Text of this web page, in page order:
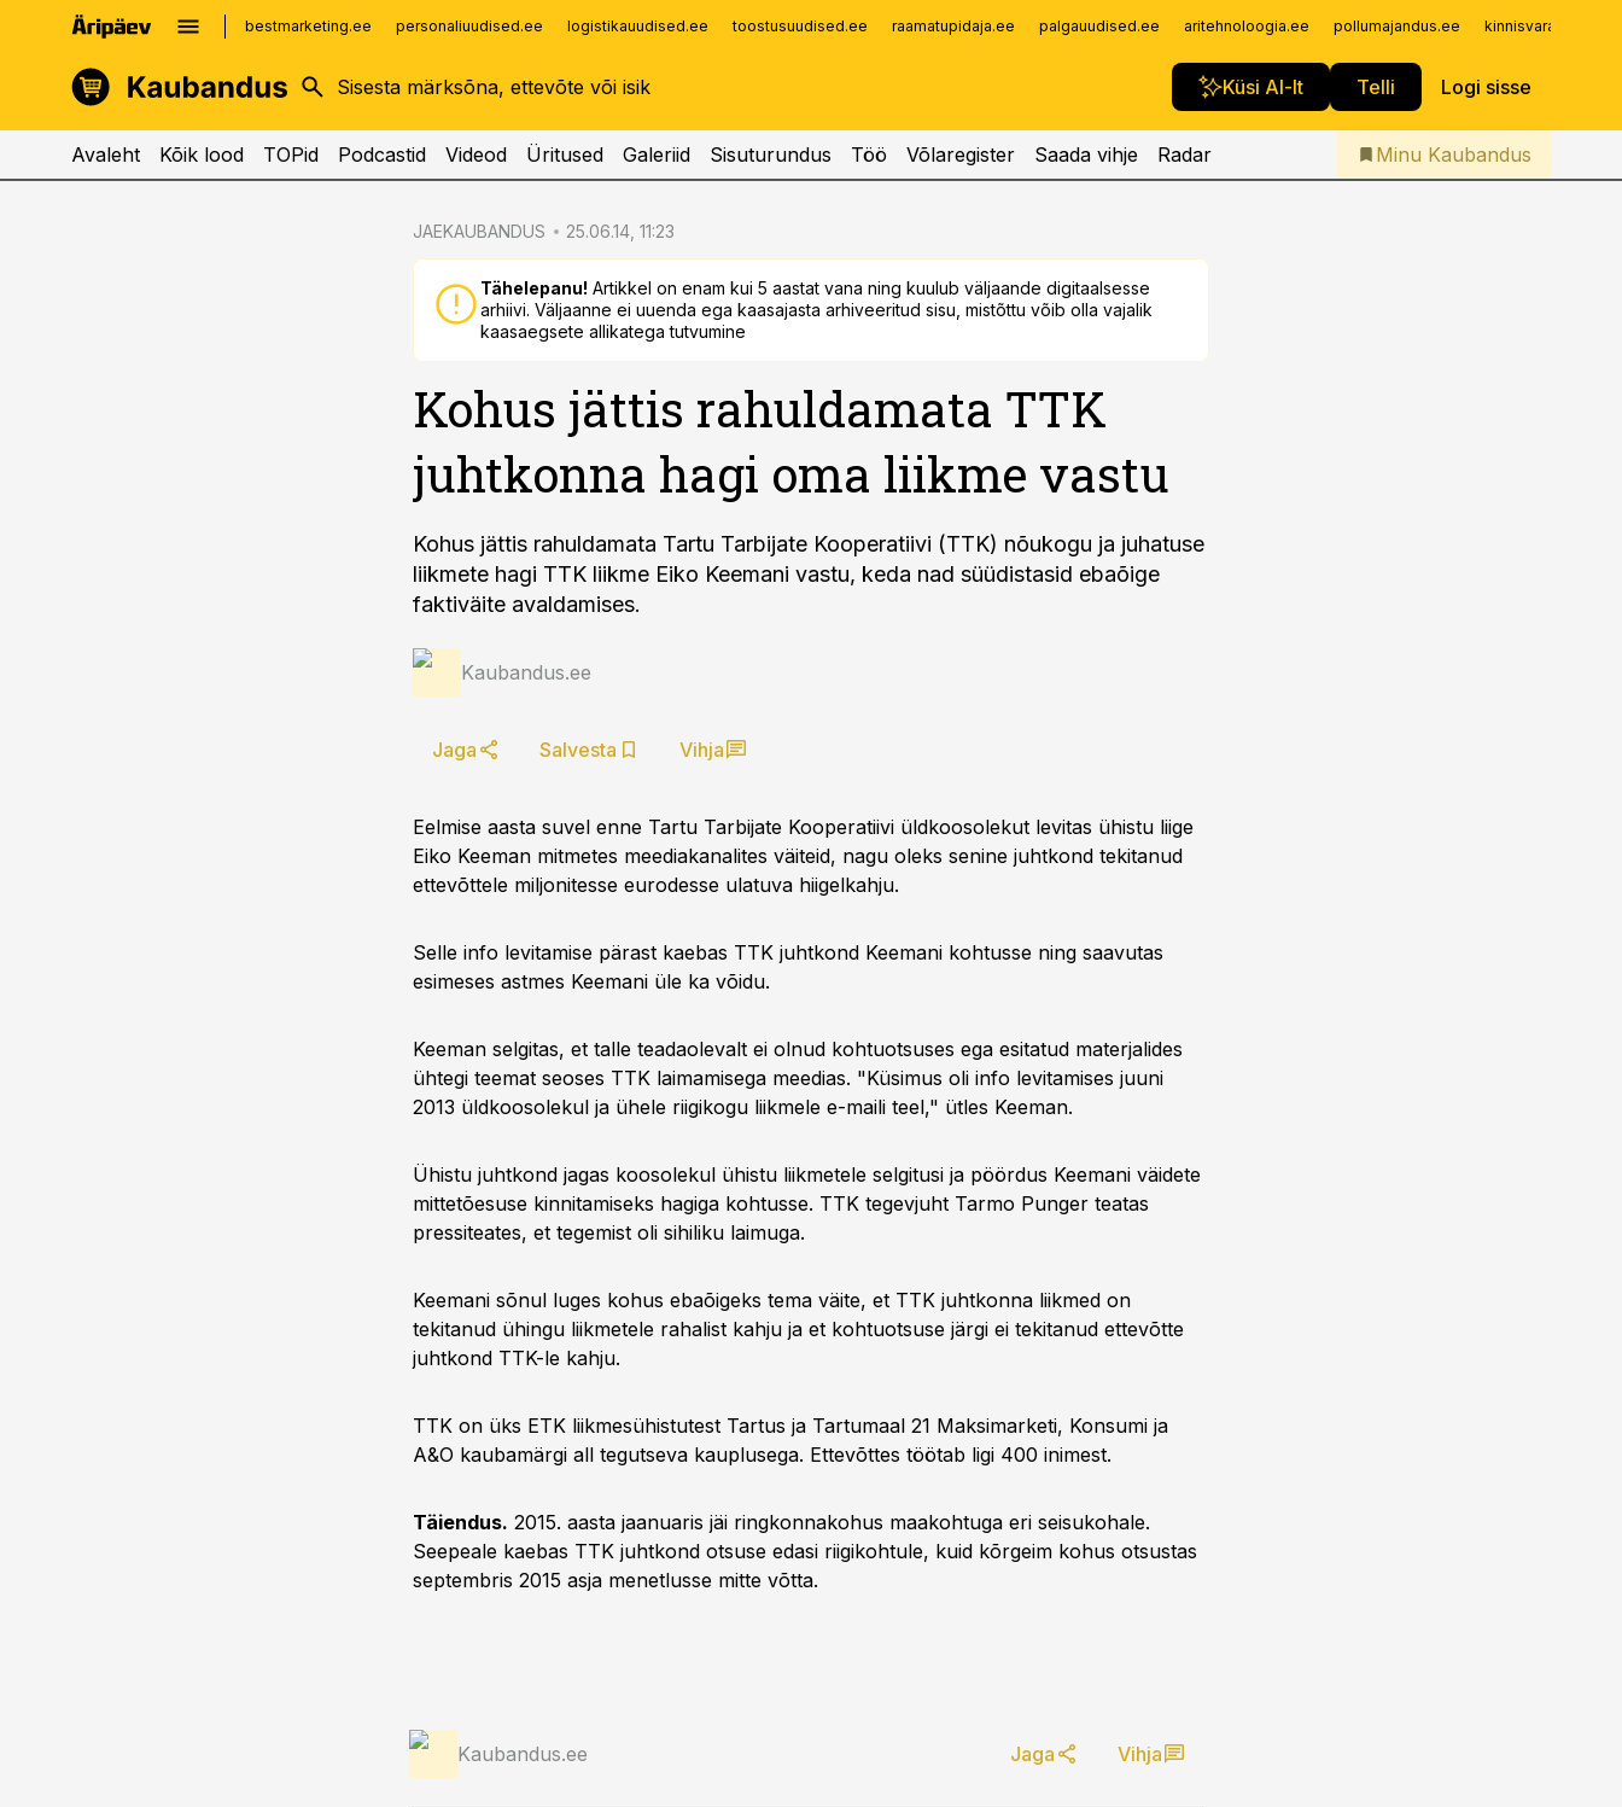
bestmarketing.ee personaliuudised.ee logistikauudised.ee toostusuudised.ee raamatupidaja.ee palgauudised.ee aritehnoloogia.ee pollumajandus.ee
Küsi AI-lt Telli Logi sisse
kinnisvarauudised.ee
logistikauudised.ee
imelineajalugu.ee
Infopank
Iseteenindus
Telli Kaubandus
Avaleht Kõik lood TOPid Podcastid Videod Üritused Galeriid Sisuturundus Töö Võlaregister Saada vihje Radar Minu Kaubandus
JAEKAUBANDUS 25.06.14, 11:23
Tähelepanu! Artikkel on enam kui 5 aastat vana ning kuulub väljaande digitaalsesse
arhiivi. Väljaanne ei uuenda ega kaasajasta arhiveeritud sisu, mistõttu võib olla vajalik
kaasaegsete allikatega tutvumine
Kohus jättis rahuldamata TTK
juhtkonna hagi oma liikme vastu
Kohus jättis rahuldamata Tartu Tarbijate Kooperatiivi (TTK) nõukogu ja juhatuse
liikmete hagi TTK liikme Eiko Keemani vastu, keda nad süüdistasid ebaõige
faktiväite avaldamises.
Kaubandus.ee
Jaga Salvesta Vihja
Eelmise aasta suvel enne Tartu Tarbijate Kooperatiivi üldkoosolekut levitas ühistu liige
Eiko Keeman mitmetes meediakanalites väiteid, nagu oleks senine juhtkond tekitanud
ettevõttele miljonitesse eurodesse ulatuva hiigelkahju.
Selle info levitamise pärast kaebas TTK juhtkond Keemani kohtusse ning saavutas
esimeses astmes Keemani üle ka võidu.
Keeman selgitas, et talle teadaolevalt ei olnud kohtuotsuses ega esitatud materjalides
ühtegi teemat seoses TTK laimamisega meedias. "Küsimus oli info levitamises juuni
2013 üldkoosolekul ja ühele riigikogu liikmele e-maili teel," ütles Keeman.
Ühistu juhtkond jagas koosolekul ühistu liikmetele selgitusi ja pöördus Keemani väidete
mittetõesuse kinnitamiseks hagiga kohtusse. TTK tegevjuht Tarmo Punger teatas
pressiteates, et tegemist oli sihiliku laimuga.
Keemani sõnul luges kohus ebaõigeks tema väite, et TTK juhtkonna liikmed on
tekitanud ühingu liikmetele rahalist kahju ja et kohtuotsuse järgi ei tekitanud ettevõtte
juhtkond TTK-le kahju.
TTK on üks ETK liikmesühistutest Tartus ja Tartumaal 21 Maksimarketi, Konsumi ja
A&O kaubamärgi all tegutseva kauplusega. Ettevõttes töötab ligi 400 inimest.
Täiendus. 2015. aasta jaanuaris jäi ringkonnakohus maakohtuga eri seisukohale.
Seepeale kaebas TTK juhtkond otsuse edasi riigikohtule, kuid kõrgeim kohus otsustas
septembris 2015 asja menetlusse mitte võtta.
Kaubandus.ee Jaga Vihja